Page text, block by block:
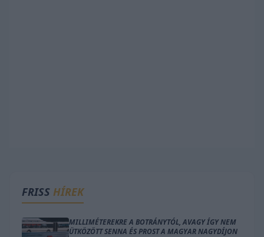
FRISS HÍREK
MILLIMÉTEREKRE A BOTRÁNYTÓL, AVAGY ÍGY NEM
ÜTKÖZÖTT SENNA ÉS PROST A MAGYAR NAGYDÍJON